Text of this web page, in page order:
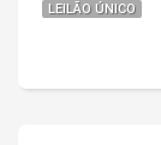
LEILÃO ÚNICO